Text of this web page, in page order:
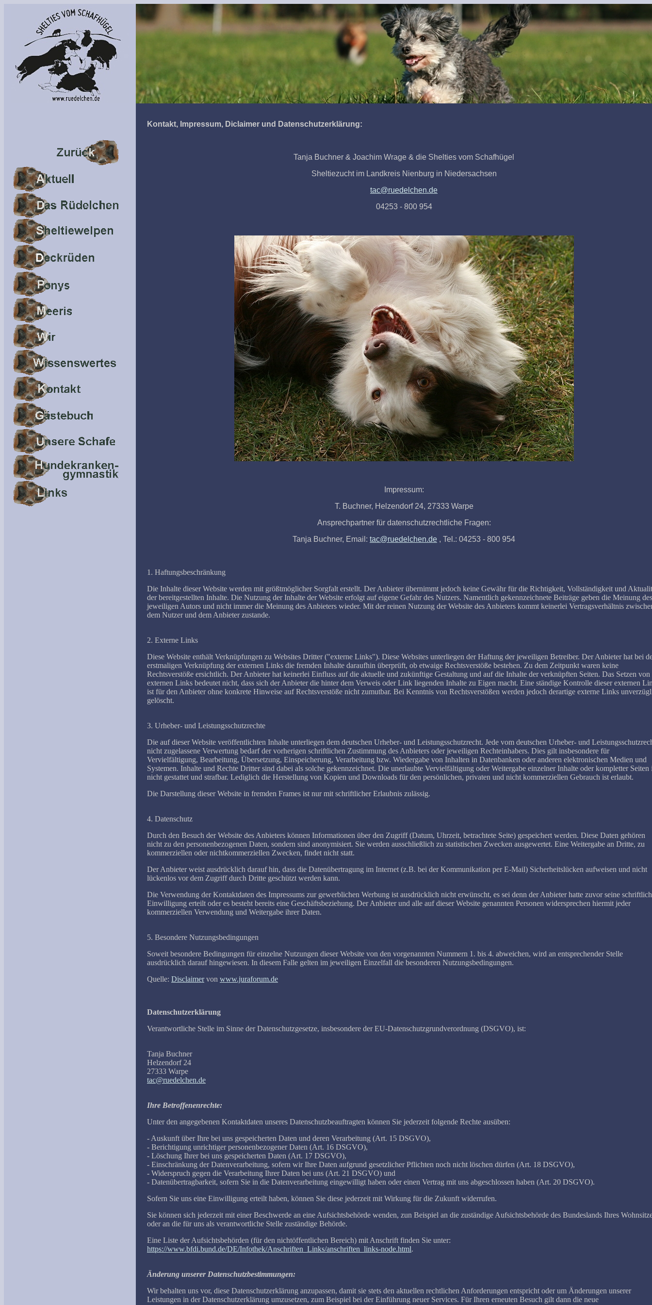
Kontakt, Impressum, Diclaimer und Datenschutzerklärung:
Tanja Buchner & Joachim Wrage & die Shelties vom Schafhügel
Sheltiezucht im Landkreis Nienburg in Niedersachsen
tac@ruedelchen.de
04253 - 800 954
Impressum:
T. Buchner, Helzendorf 24, 27333 Warpe
Ansprechpartner für datenschutzrechtliche Fragen:
Tanja Buchner, Email: tac@ruedelchen.de , Tel.: 04253 - 800 954
1. Haftungsbeschränkung
Die Inhalte dieser Website werden mit größtmöglicher Sorgfalt erstellt. Der Anbieter übernimmt jedoch keine Gewähr für die Richtigkeit, Vollständigkeit und
der bereitgestellten Inhalte. Die Nutzung der Inhalte der Website erfolgt auf eigene Gefahr des Nutzers. Namentlich gekennzeichnete Beiträge geben die Meinung des
jeweiligen Autors und nicht immer die Meinung des Anbieters wieder. Mit der reinen Nutzung der Website des Anbieters kommt keinerlei Vertragsverhältnis
dem Nutzer und dem Anbieter zustande.
2. Externe Links
Diese Website enthält Verknüpfungen zu Websites Dritter ("externe Links"). Diese Websites unterliegen der Haftung der jeweiligen Betreiber. Der Anbieter hat bei
erstmaligen Verknüpfung der externen Links die fremden Inhalte daraufhin überprüft, ob etwaige Rechtsverstöße bestehen. Zu dem Zeitpunkt waren keine
Rechtsverstöße ersichtlich. Der Anbieter hat keinerlei Einfluss auf die aktuelle und zukünftige Gestaltung und auf die Inhalte der verknüpften Seiten. Das Setzen von
externen Links bedeutet nicht, dass sich der Anbieter die hinter dem Verweis oder Link liegenden Inhalte zu Eigen macht. Eine ständige Kontrolle dieser externen
ist für den Anbieter ohne konkrete Hinweise auf Rechtsverstöße nicht zumutbar. Bei Kenntnis von Rechtsverstößen werden jedoch derartige externe Links
gelöscht.
3. Urheber- und Leistungsschutzrechte
Die auf dieser Website veröffentlichten Inhalte unterliegen dem deutschen Urheber- und Leistungsschutzrecht. Jede vom deutschen Urheber- und
nicht zugelassene Verwertung bedarf der vorherigen schriftlichen Zustimmung des Anbieters oder jeweiligen Rechteinhabers. Dies gilt insbesondere für
Vervielfältigung, Bearbeitung, Übersetzung, Einspeicherung, Verarbeitung bzw. Wiedergabe von Inhalten in Datenbanken oder anderen elektronischen Medien und
Systemen. Inhalte und Rechte Dritter sind dabei als solche gekennzeichnet. Die unerlaubte Vervielfältigung oder Weitergabe einzelner Inhalte oder kompletter Seiten
nicht gestattet und strafbar. Lediglich die Herstellung von Kopien und Downloads für den persönlichen, privaten und nicht kommerziellen Gebrauch ist erlaubt.
Die Darstellung dieser Website in fremden Frames ist nur mit schriftlicher Erlaubnis zulässig.
4. Datenschutz
Durch den Besuch der Website des Anbieters können Informationen über den Zugriff (Datum, Uhrzeit, betrachtete Seite) gespeichert werden. Diese Daten gehören
nicht zu den personenbezogenen Daten, sondern sind anonymisiert. Sie werden ausschließlich zu statistischen Zwecken ausgewertet. Eine Weitergabe an Dritte, zu
kommerziellen oder nichtkommerziellen Zwecken, findet nicht statt.
Der Anbieter weist ausdrücklich darauf hin, dass die Datenübertragung im Internet (z.B. bei der Kommunikation per E-Mail) Sicherheitslücken aufweisen und nicht
lückenlos vor dem Zugriff durch Dritte geschützt werden kann.
Die Verwendung der Kontaktdaten des Impressums zur gewerblichen Werbung ist ausdrücklich nicht erwünscht, es sei denn der Anbieter hatte zuvor seine
Einwilligung erteilt oder es besteht bereits eine Geschäftsbeziehung. Der Anbieter und alle auf dieser Website genannten Personen widersprechen hiermit jeder
kommerziellen Verwendung und Weitergabe ihrer Daten.
5. Besondere Nutzungsbedingungen
Soweit besondere Bedingungen für einzelne Nutzungen dieser Website von den vorgenannten Nummern 1. bis 4. abweichen, wird an entsprechender Stelle
ausdrücklich darauf hingewiesen. In diesem Falle gelten im jeweiligen Einzelfall die besonderen Nutzungsbedingungen.
Quelle: Disclaimervon www.juraforum.de
Datenschutzerklärung
Verantwortliche Stelle im Sinne der Datenschutzgesetze, insbesondere der EU-Datenschutzgrundverordnung (DSGVO), ist:
Tanja Buchner
Helzendorf 24
27333 Warpe
tac@ruedelchen.de
Ihre Betroffenenrechte:
Unter den angegebenen Kontaktdaten unseres Datenschutzbeauftragten können Sie jederzeit folgende Rechte ausüben:
- Auskunft über Ihre bei uns gespeicherten Daten und deren Verarbeitung (Art. 15 DSGVO),
- Berichtigung unrichtiger personenbezogener Daten (Art. 16 DSGVO),
- Löschung Ihrer bei uns gespeicherten Daten (Art. 17 DSGVO),
- Einschränkung der Datenverarbeitung, sofern wir Ihre Daten aufgrund gesetzlicher Pflichten noch nicht löschen dürfen (Art. 18 DSGVO),
- Widerspruch gegen die Verarbeitung Ihrer Daten bei uns (Art. 21 DSGVO) und
- Datenübertragbarkeit, sofern Sie in die Datenverarbeitung eingewilligt haben oder einen Vertrag mit uns abgeschlossen haben (Art. 20 DSGVO).
Sofern Sie uns eine Einwilligung erteilt haben, können Sie diese jederzeit mit Wirkung für die Zukunft widerrufen.
Sie können sich jederzeit mit einer Beschwerde an eine Aufsichtsbehörde wenden, zun Beispiel an die zuständige Aufsichtsbehörde des Bundeslands Ihres
oder an die für uns als verantwortliche Stelle zuständige Behörde.
Eine Liste der Aufsichtsbehörden (für den nichtöffentlichen Bereich) mit Anschrift finden Sie unter:
https://www.bfdi.bund.de/DE/Infothek/Anschriften_Links/anschriften_links-node.html.
Änderung unserer Datenschutzbestimmungen:
Wir behalten uns vor, diese Datenschutzerklärung anzupassen, damit sie stets den aktuellen rechtlichen Anforderungen entspricht oder um Änderungen unserer
Leistungen in der Datenschutzerklärung umzusetzen, zum Beispiel bei der Einführung neuer Services. Für Ihren erneuten Besuch gilt dann die neue